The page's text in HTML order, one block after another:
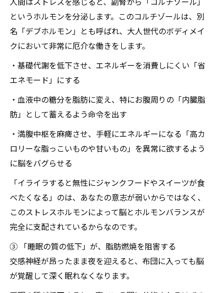
というホルモンを分泌します。このコルチゾールは、別
名「デブホルモン」とも呼ばれ、大人世代のボディメイ
クにおいて非常に厄介な働きをします。
・基礎代謝を低下させ、エネルギーを消費しにくい「省
エネモード」にする
・血液中の糖分を脂肪に変え、特にお腹周りの「内臓脂
肪」として蓄えるよう命令を出す
・満腹中枢を麻痺させ、手軽にエネルギーになる「高カ
ロリーな脂っこいものや甘いもの」を異常に欲するよう
に脳をバグらせる
「イライラすると無性にジャンクフードやスイーツが食
べたくなる」のは、あなたの意志が弱いからではなく、
このストレスホルモンによって脳とホルモンバランスが
完全に支配されているからなのです。
③ 「睡眠の質の低下」が、脂肪燃焼を阻害する
交感神経が昂ったまま夜を迎えると、布団に入っても脳
が覚醒して深く眠れなくなります。